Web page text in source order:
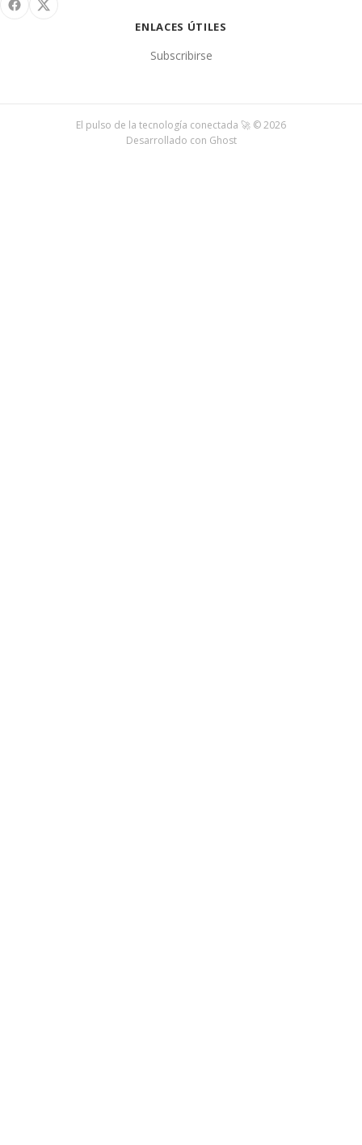
ENLACES ÚTILES
Subscribirse
El pulso de la tecnología conectada 🚀 © 2026
Desarrollado con Ghost